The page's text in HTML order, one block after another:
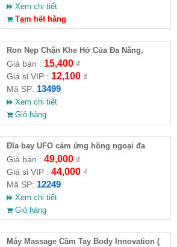
Xem chi tiết
Tạm hết hàng
Ron Nẹp Chặn Khe Hở Của Đa Năng,
Chống Côn Trùng( HĐ )
Giá bán : 15,400₫
Giá sỉ VIP : 12,100₫
Mã SP: 13499
Xem chi tiết
Giỏ hàng
Đĩa bay UFO cảm ứng hồng ngoại đa
chiều tự động bay về
Giá bán : 49,000₫
Giá sỉ VIP : 44,000₫
Mã SP: 12249
Xem chi tiết
Giỏ hàng
Máy Massage Cầm Tay Body Innovation (